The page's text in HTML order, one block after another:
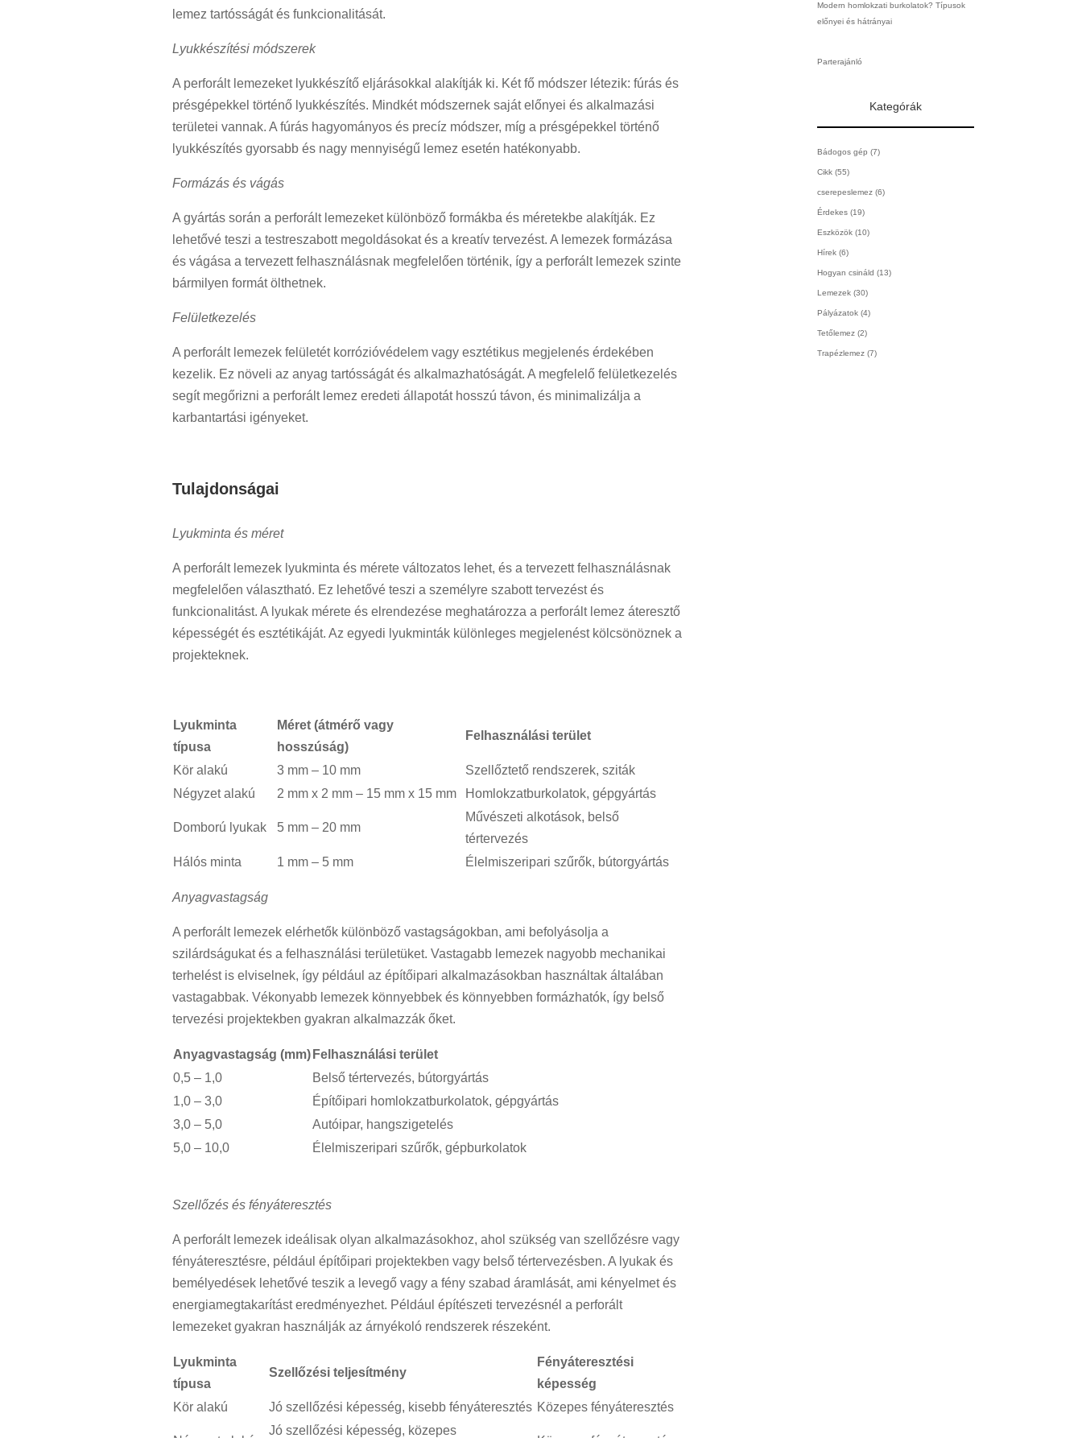
lemez tartósságát és funkcionalitását.
Lyukkészítési módszerek
A perforált lemezeket lyukkészítő eljárásokkal alakítják ki. Két fő módszer létezik: fúrás és
présgépekkel történő lyukkészítés. Mindkét módszernek saját előnyei és alkalmazási
területei vannak. A fúrás hagyományos és precíz módszer, míg a présgépekkel történő
lyukkészítés gyorsabb és nagy mennyiségű lemez esetén hatékonyabb.
Formázás és vágás
A gyártás során a perforált lemezeket különböző formákba és méretekbe alakítják. Ez
lehetővé teszi a testreszabott megoldásokat és a kreatív tervezést. A lemezek formázása
és vágása a tervezett felhasználásnak megfelelően történik, így a perforált lemezek szinte
bármilyen formát ölthetnek.
Felületkezelés
A perforált lemezek felületét korrózióvédelem vagy esztétikus megjelenés érdekében
kezelik. Ez növeli az anyag tartósságát és alkalmazhatóságát. A megfelelő felületkezelés
segít megőrizni a perforált lemez eredeti állapotát hosszú távon, és minimalizálja a
karbantartási igényeket.
Tulajdonságai
Lyukminta és méret
A perforált lemezek lyukminta és mérete változatos lehet, és a tervezett felhasználásnak
megfelelően választható. Ez lehetővé teszi a személyre szabott tervezést és
funkcionalitást. A lyukak mérete és elrendezése meghatározza a perforált lemez áteresztő
képességét és esztétikáját. Az egyedi lyukminták különleges megjelenést kölcsönöznek a
projekteknek.
Lyukminta
típusa
Méret (átmérő vagy
hosszúság)
Felhasználási terület
Kör alakú 3 mm – 10 mm
Szellőztető rendszerek, sziták
Négyzet alakú
2 mm x 2 mm – 15 mm x 15 mm Homlokzatburkolatok, gépgyártás
Domború lyukak 5 mm – 20 mm
Művészeti alkotások, belső
tértervezés
Hálós minta
1 mm – 5 mm Élelmiszeripari szűrők, bútorgyártás
Anyagvastagság
A perforált lemezek elérhetők különböző vastagságokban, ami befolyásolja a
szilárdságukat és a felhasználási területüket. Vastagabb lemezek nagyobb mechanikai
terhelést is elviselnek, így például az építőipari alkalmazásokban használtak általában
vastagabbak. Vékonyabb lemezek könnyebbek és könnyebben formázhatók, így belső
tervezési projektekben gyakran alkalmazzák őket.
Anyagvastagság (mm) Felhasználási terület
0,5 – 1,0
Belső tértervezés, bútorgyártás
1,0 – 3,0
Építőipari homlokzatburkolatok, gépgyártás
3,0 – 5,0
Autóipar, hangszigetelés
5,0 – 10,0
Élelmiszeripari szűrők, gépburkolatok
Szellőzés és fényáteresztés
A perforált lemezek ideálisak olyan alkalmazásokhoz, ahol szükség van szellőzésre vagy
fényáteresztésre, például építőipari projektekben vagy belső tértervezésben. A lyukak és
bemélyedések lehetővé teszik a levegő vagy a fény szabad áramlását, ami kényelmet és
energiamegtakarítást eredményezhet. Például építészeti tervezésnél a perforált
lemezeket gyakran használják az árnyékoló rendszerek részeként.
Lyukminta
típusa
Szellőzési teljesítmény
Fényáteresztési
képesség
Kör alakú
Jó szellőzési képesség, kisebb fényáteresztés Közepes fényáteresztés
Jó szellőzési képesség, közepes
Modern homlokzati burkolatok? Típusok
előnyei és hátrányai
Parterajánló
Kategórák
Bádogos gép (7)
Cikk (55)
cserepeslemez (6)
Érdekes (19)
Eszközök (10)
Hírek (6)
Hogyan csináld (13)
Lemezek (30)
Pályázatok (4)
Tetőlemez (2)
Trapézlemez (7)